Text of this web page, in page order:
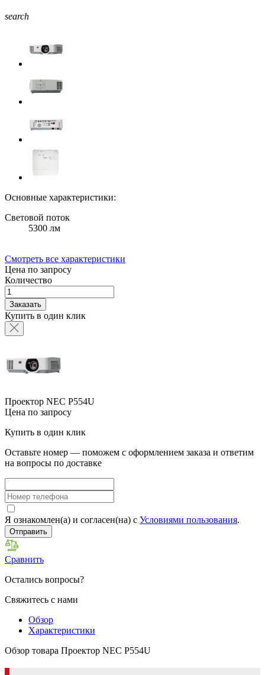
search
Основные характеристики:
Световой поток
5300 лм
Смотреть все характеристики
Цена по запросу
Количество
Заказать
Купить в один клик
Проектор NEC P554U
Цена по запросу
Купить в один клик
Оставьте номер — поможем с оформлением заказа и ответим
на вопросы по доставке
Я ознакомлен(а) и согласен(на) с Условиями пользования.
Отправить
Сравнить
Остались вопросы?
Свяжитесь с нами
Обзор
Характеристики
Обзор товара Проектор NEC P554U